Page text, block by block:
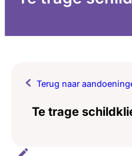
Terug naar
Te trage
Klachten bij een te trage